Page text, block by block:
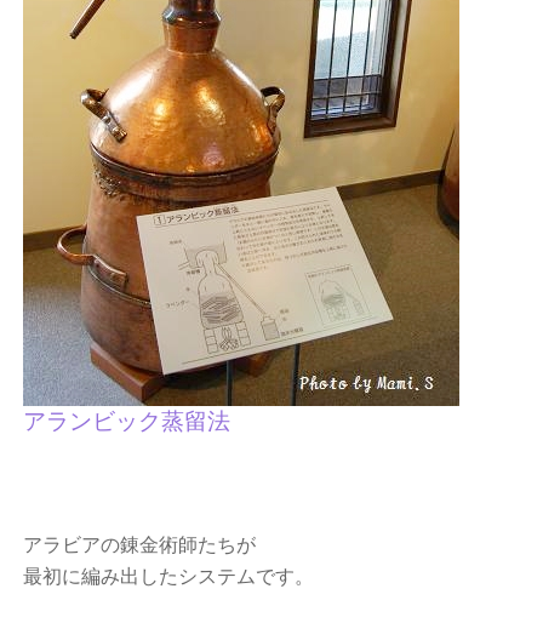
アランビック蒸留法
アラビアの錬金術師たちが
最初に編み出したシステムです。